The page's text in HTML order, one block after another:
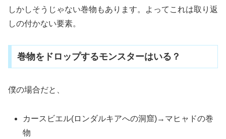
しかしそうじゃない巻物もあります。よってこれは取り返
しの付かない要素。
巻物をドロップするモンスターはいる？
僕の場合だと、
カースビエル(ロンダルキアへの洞窟)→マヒャドの巻
物